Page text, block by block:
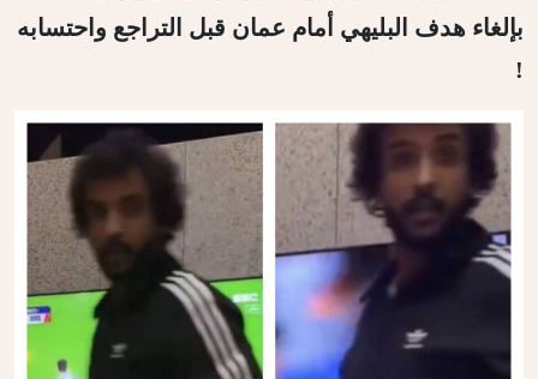
بإلغاء هدف البليهي أمام عمان قبل التراجع واحتسابه
!